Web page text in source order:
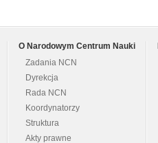
O Narodowym Centrum Nauki
Zadania NCN
Dyrekcja
Rada NCN
Koordynatorzy
Struktura
Akty prawne